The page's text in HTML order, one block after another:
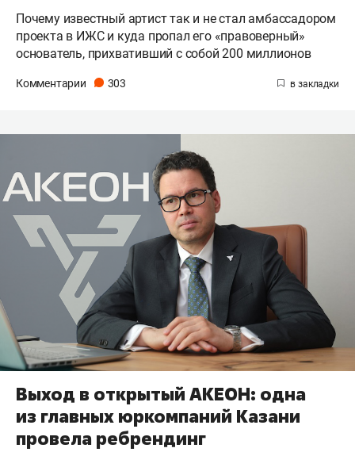
Почему известный артист так и не стал амбассадором
проекта в ИЖС и куда пропал его «правоверный»
основатель, прихвативший с собой 200 миллионов
Комментарии 303
Выход в открытый АКЕОН: одна
из главных юркомпаний Казани
провела ребрендинг